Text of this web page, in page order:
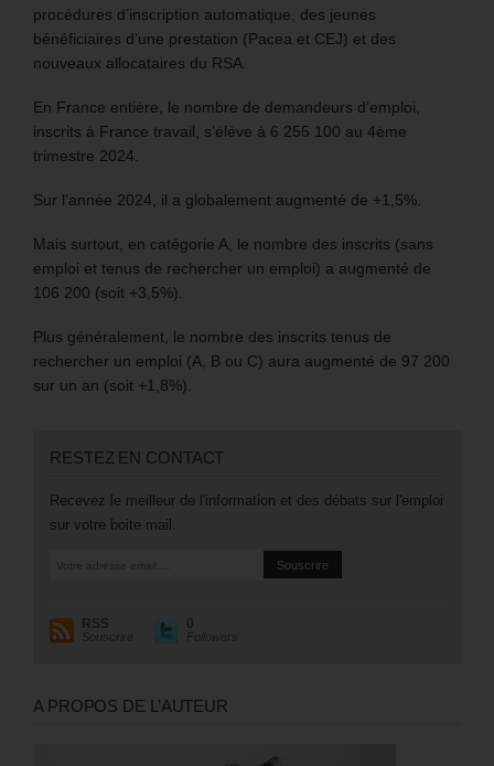
procédures d’inscription automatique, des jeunes
bénéficiaires d’une prestation (Pacea et CEJ) et des
nouveaux allocataires du RSA.
En France entière, le nombre de demandeurs d’emploi,
inscrits à France travail, s’élève à 6 255 100 au 4ème
trimestre 2024.
Sur l’année 2024, il a globalement augmenté de +1,5%.
Mais surtout, en catégorie A, le nombre des inscrits (sans
emploi et tenus de rechercher un emploi) a augmenté de
106 200 (soit +3,5%).
Plus généralement, le nombre des inscrits tenus de
rechercher un emploi (A, B ou C) aura augmenté de 97 200
sur un an (soit +1,8%).
RESTEZ EN CONTACT
Recevez le meilleur de l'information et des débats sur l'emploi
sur votre boite mail.
RSS
Souscrire
0
Followers
A PROPOS DE L’AUTEUR